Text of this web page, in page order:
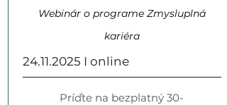
Webinár o programe Zmysluplná
kariéra
24.11.2025 I online
Príďte na bezplatný 30-